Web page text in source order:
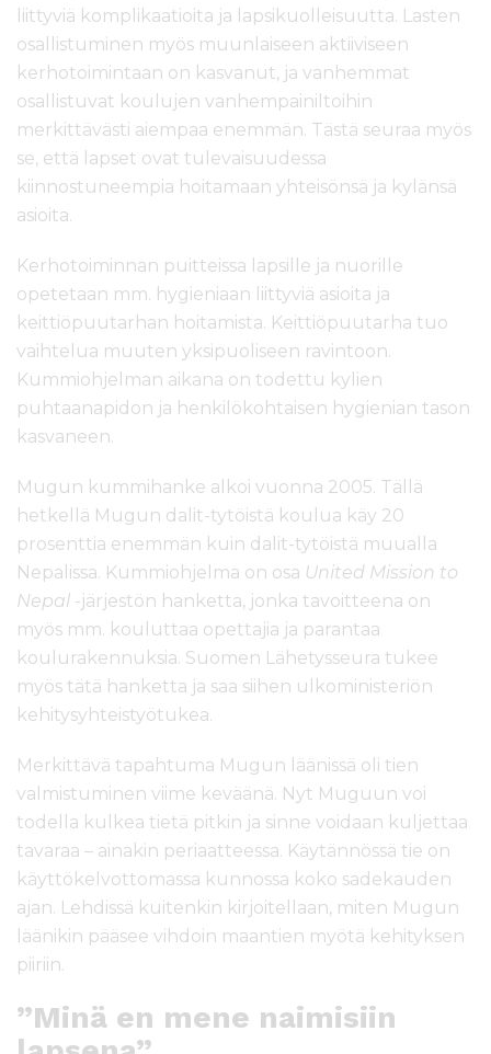
liittyviä komplikaatioita ja lapsikuolleisuutta. Lasten
osallistuminen myös muunlaiseen aktiiviseen
kerhotoimintaan on kasvanut, ja vanhemmat
osallistuvat koulujen vanhempainiltoihin
merkittävästi aiempaa enemmän. Tästä seuraa myös
se, että lapset ovat tulevaisuudessa
kiinnostuneempia hoitamaan yhteisönsä ja kylänsä
asioita.
Kerhotoiminnan puitteissa lapsille ja nuorille
opetetaan mm. hygieniaan liittyviä asioita ja
keittiöpuutarhan hoitamista. Keittiöpuutarha tuo
vaihtelua muuten yksipuoliseen ravintoon.
Kummiohjelman aikana on todettu kylien
puhtaanapidon ja henkilökohtaisen hygienian tason
kasvaneen.
Mugun kummihanke alkoi vuonna 2005. Tällä
hetkellä Mugun dalit-tytöistä koulua käy 20
prosenttia enemmän kuin dalit-tytöistä muualla
Nepalissa. Kummiohjelma on osa United Mission to
Nepal -järjestön hanketta, jonka tavoitteena on
myös mm. kouluttaa opettajia ja parantaa
koulurakennuksia. Suomen Lähetysseura tukee
myös tätä hanketta ja saa siihen ulkoministeriön
kehitysyhteistyötukea.
Merkittävä tapahtuma Mugun läänissä oli tien
valmistuminen viime keväänä. Nyt Muguun voi
todella kulkea tietä pitkin ja sinne voidaan kuljettaa
tavaraa – ainakin periaatteessa. Käytännössä tie on
käyttökelvottomassa kunnossa koko sadekauden
ajan. Lehdissä kuitenkin kirjoitellaan, miten Mugun
läänikin pääsee vihdoin maantien myötä kehityksen
piiriin.
”Minä en mene naimisiin